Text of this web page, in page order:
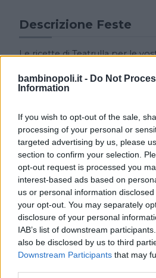
bambinopoli.it - Do Not
Information
If you wish to opt-out of the sale,
processing of your personal or
targeted advertising by us, please
section to confirm your selection.
opt-out request is processed you
interest-based ads based on
us or personal information
your opt-out. You may separately
disclosure of your personal
IAB’s list of downstream
also be disclosed by us to third
Downstream Participants that may
Descrizione Feste
Le ricette di Teatrulla per le
Festa in valigia
Ogni animatore è
Dal suo interno compaiono gli
disparati che introducono
sculture di palloncini e tanto
in fondo l’importante è
Cerca altre